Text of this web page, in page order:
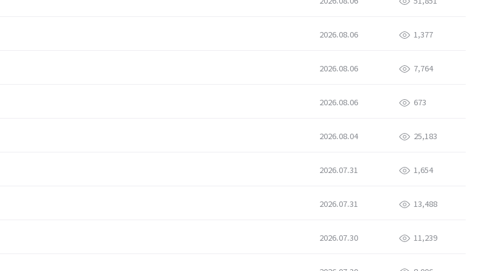
2026.08.06 1,377
2026.08.06 7,764
2026.08.06 673
2026.08.04 25,183
2026.07.31 1,654
2026.07.31 13,488
2026.07.30 11,239